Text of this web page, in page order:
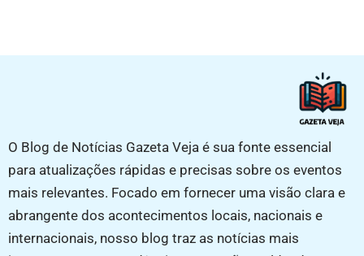
O Blog de Notícias Gazeta Veja é sua fonte essencial
para atualizações rápidas e precisas sobre os eventos
mais relevantes. Focado em fornecer uma visão clara e
abrangente dos acontecimentos locais, nacionais e
internacionais, nosso blog traz as notícias mais